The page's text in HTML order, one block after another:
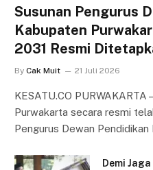
Susunan Pengurus
Kabupaten
2031 Resmi
By Cak Muit 21 Juli 2026
KESATU.CO PURWAKARTA
Purwakarta secara resmi
Pengurus Dewan
Demi